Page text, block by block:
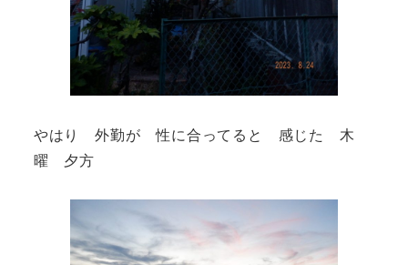
やはり 外勤が 性に合ってると 感じた 木
曜 夕方